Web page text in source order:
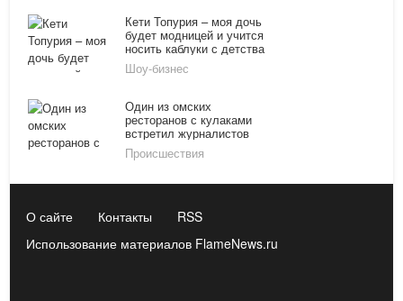
Елене Летучей угрожали
убийством
Кети Топурия – моя дочь
будет модницей и учится
носить каблуки с детства
Шоу-бизнес
Один из омских
ресторанов с кулаками
встретил журналистов
"Ревизорро"
Происшествия
О сайте Контакты
RSS
Использование материалов FlameNews.ru